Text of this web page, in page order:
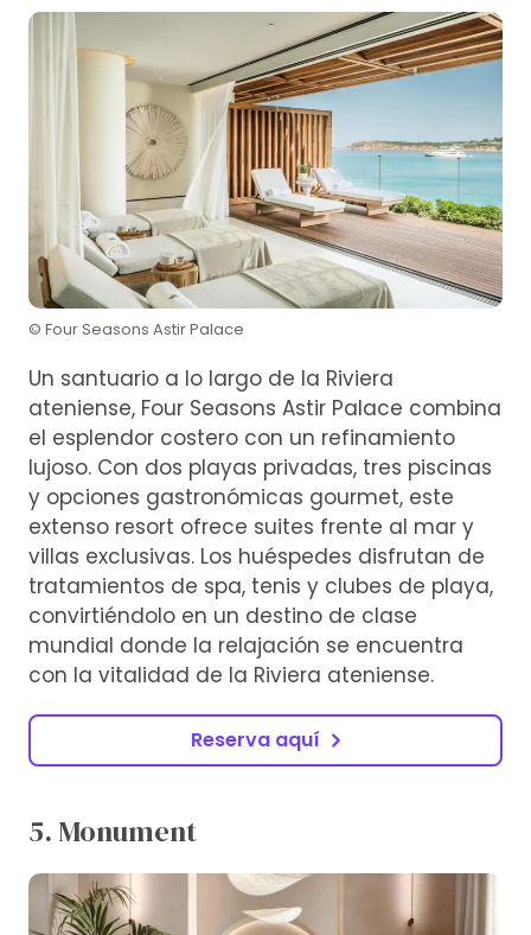
© Four Seasons Astir Palace
Un santuario a lo largo de la Riviera
ateniense, Four Seasons Astir Palace combina
el esplendor costero con un refinamiento
lujoso. Con dos playas privadas, tres piscinas
y opciones gastronómicas gourmet, este
extenso resort ofrece suites frente al mar y
villas exclusivas. Los huéspedes disfrutan de
tratamientos de spa, tenis y clubes de playa,
convirtiéndolo en un destino de clase
mundial donde la relajación se encuentra
con la vitalidad de la Riviera ateniense.
Reserva aquí
5. Monument